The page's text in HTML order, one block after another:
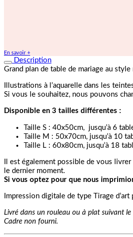
En savoir +
Description
Grand plan de table de mariage au
Illustrations à l’aquarelle dans les
Si vous le souhaitez, nous pouvons
Disponible en 3 tailles différentes :
Taille S : 40x50cm, jusqu’à 6
Taille M : 50x70cm, jusqu’à 10
Taille L : 60x80cm, jusqu’à 18
Il est également possible de vous
le dernier moment.
Si vous optez pour que nous
Impression digitale de type Tirage
Livré dans un rouleau ou à plat suivant
Cadre non fourni.